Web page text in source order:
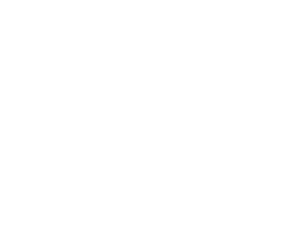
き作成されるも
をご了承くださ
にご登録され
社の共同利用者
) : 1000ppm、
、
ない年数を意
要な手段を講じ
これらの製造装
、取り引きをい